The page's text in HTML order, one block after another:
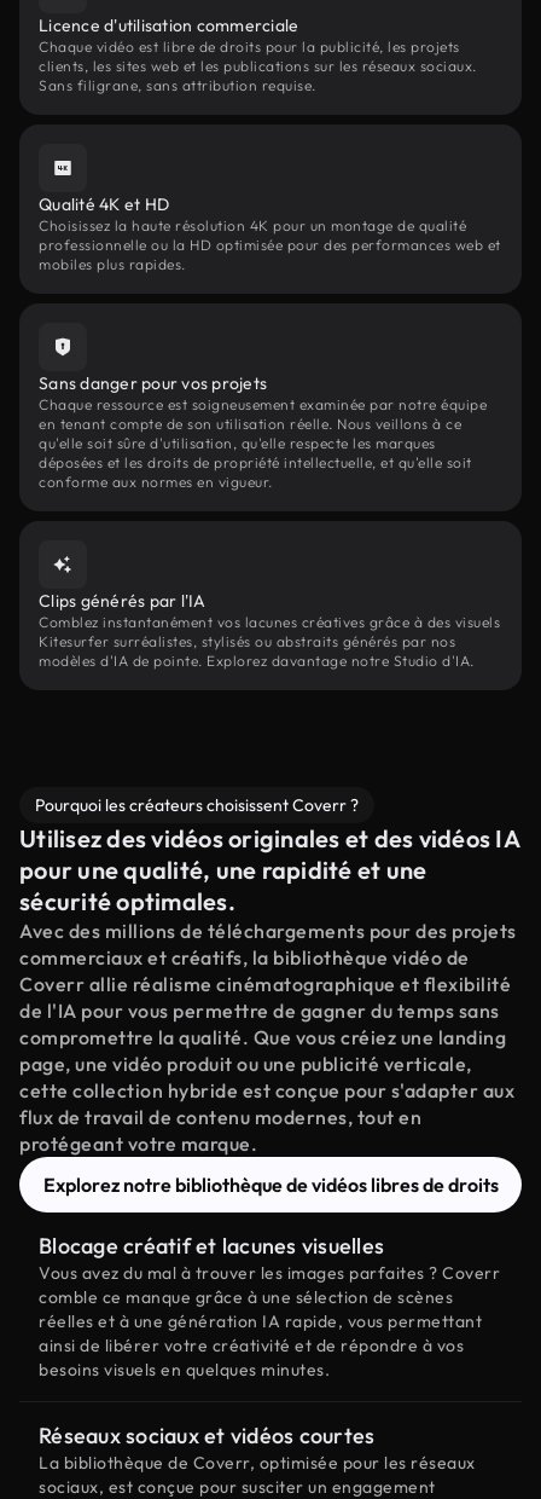
Licence d'utilisation commerciale
Chaque vidéo est libre de droits pour la publicité, les projets
clients, les sites web et les publications sur les réseaux sociaux.
Sans filigrane, sans attribution requise.
Qualité 4K et HD
Choisissez la haute résolution 4K pour un montage de qualité
professionnelle ou la HD optimisée pour des performances web et
mobiles plus rapides.
Sans danger pour vos projets
Chaque ressource est soigneusement examinée par notre équipe
en tenant compte de son utilisation réelle. Nous veillons à ce
qu'elle soit sûre d'utilisation, qu'elle respecte les marques
déposées et les droits de propriété intellectuelle, et qu'elle soit
conforme aux normes en vigueur.
Clips générés par l'IA
Comblez instantanément vos lacunes créatives grâce à des visuels
Kitesurfer surréalistes, stylisés ou abstraits générés par nos
modèles d'IA de pointe. Explorez davantage notre Studio d'IA.
Pourquoi les créateurs choisissent Coverr ?
Utilisez des vidéos originales et des vidéos IA
pour une qualité, une rapidité et une
sécurité optimales.
Avec des millions de téléchargements pour des projets
commerciaux et créatifs, la bibliothèque vidéo de
Coverr allie réalisme cinématographique et flexibilité
de l'IA pour vous permettre de gagner du temps sans
compromettre la qualité. Que vous créiez une landing
page, une vidéo produit ou une publicité verticale,
cette collection hybride est conçue pour s'adapter aux
flux de travail de contenu modernes, tout en
protégeant votre marque.
Explorez notre bibliothèque de vidéos libres de droits
Blocage créatif et lacunes visuelles
Vous avez du mal à trouver les images parfaites ? Coverr
comble ce manque grâce à une sélection de scènes
réelles et à une génération IA rapide, vous permettant
ainsi de libérer votre créativité et de répondre à vos
besoins visuels en quelques minutes.
Réseaux sociaux et vidéos courtes
La bibliothèque de Coverr, optimisée pour les réseaux
sociaux, est conçue pour susciter un engagement